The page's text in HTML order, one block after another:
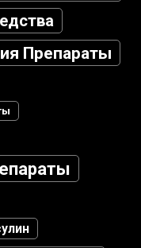
Препараты